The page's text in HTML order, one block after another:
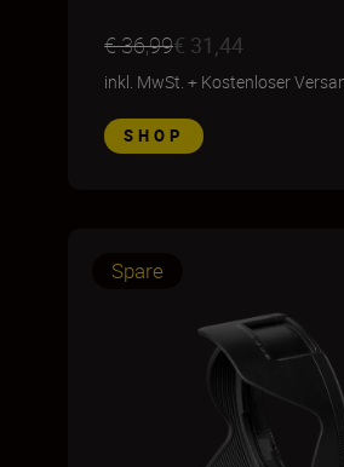
€ 36,99€ 31,44
inkl. MwSt. + Kostenloser
SHOP
Spare